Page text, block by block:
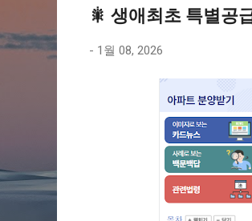
🎇 생애최초 특별공
- 1월 08, 2026